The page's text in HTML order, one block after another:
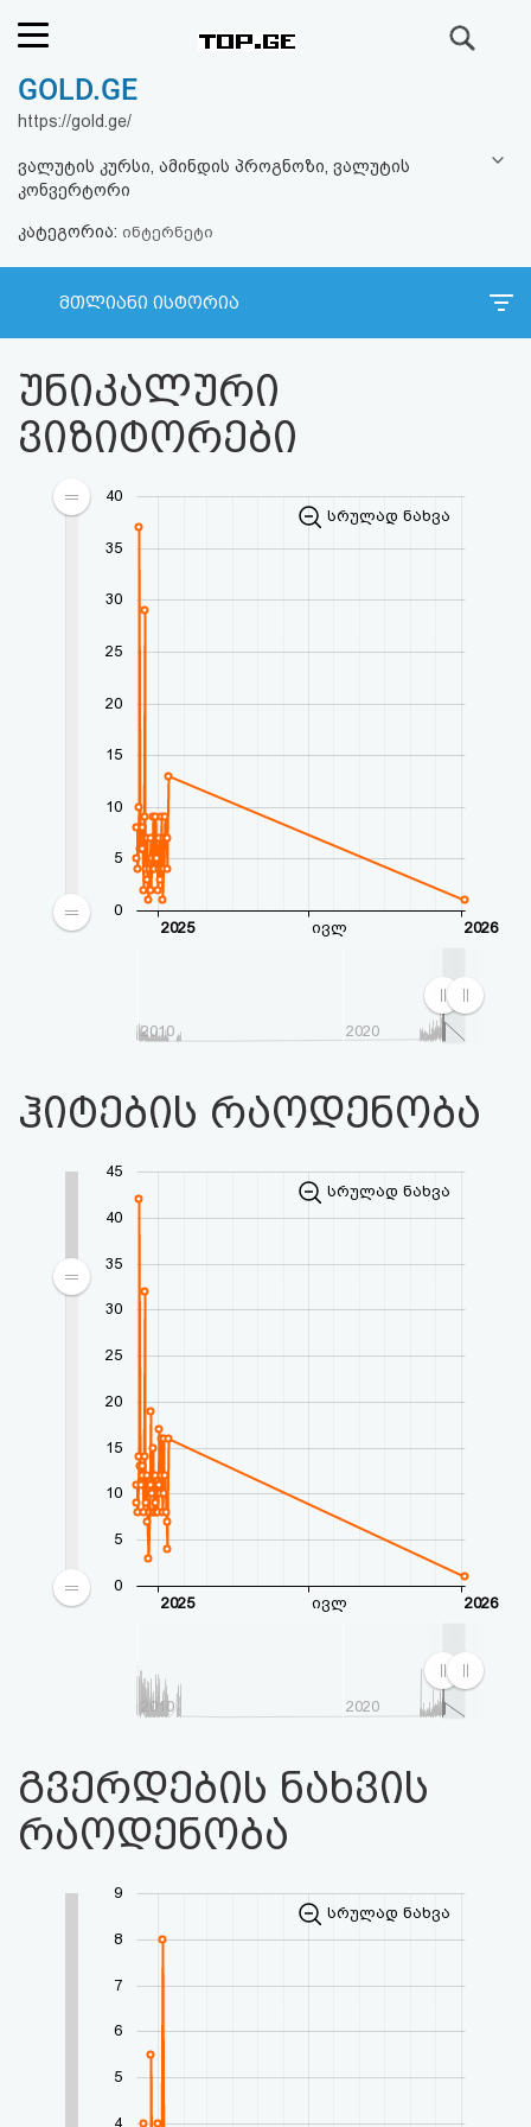
რეიტინგი
კითხვა-
პასუხი
ავტორიზაცია
რეგისტრაცია
პაროლის
აღდგენა
სალიცენზიო
შეთანხმება
პასუხისმგებლობის
უარყოფა
GOLD.GE
https://gold.ge/
ვალუტის კურსი, ამინდის პროგნოზი, ვალუტის
კონვერტორი
კატეგორია: ინტერნეტი
მთლიანი ისტორია
უნიკალური
ვიზიტორები
2010 2020
2025 ივლ 2026
0
5
10
15
20
25
30
35
40
სრულად ნახვა
ჰიტების რაოდენობა
2010 2020
2025 ივლ 2026
0
5
10
15
20
25
30
35
40
45
სრულად ნახვა
გვერდების ნახვის
რაოდენობა
4
5
6
7
8
9
სრულად ნახვა